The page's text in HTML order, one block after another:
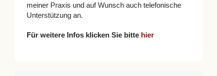
meiner Praxis und auf Wunsch auch telefonische
Unterstützung an.
Für weitere Infos klicken Sie bitte hier